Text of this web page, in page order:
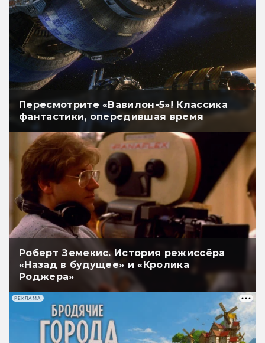
Пересмотрите «Вавилон-5»! Классика
фантастики, опередившая время
Роберт Земекис. История режиссёра
«Назад в будущее» и «Кролика
Роджера»
РЕКЛАМА